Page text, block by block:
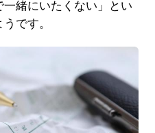
緒にいたくない」とい
です。